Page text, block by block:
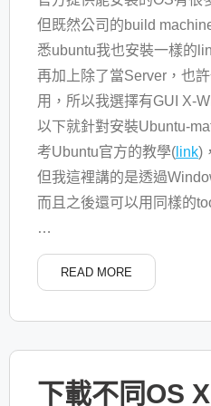
但既然公司的build
悉ubuntu我也安裝一樣的
再加上除了當Server，也
用，所以我選擇有GUI X-
以下就針對安裝Ubuntu-
考Ubuntu官方的教學( link)
但我這裡講的是透過
而且之後還可以用同樣的
…
READ MORE
下載不同OS